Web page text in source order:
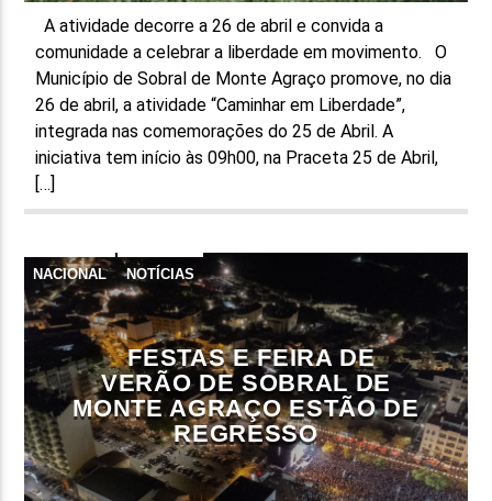
A atividade decorre a 26 de abril e convida a
comunidade a celebrar a liberdade em movimento. O
Município de Sobral de Monte Agraço promove, no dia
26 de abril, a atividade “Caminhar em Liberdade”,
integrada nas comemorações do 25 de Abril. A
iniciativa tem início às 09h00, na Praceta 25 de Abril,
[…]
NACIONAL NOTÍCIAS
FESTAS E FEIRA DE
VERÃO DE SOBRAL DE
MONTE AGRAÇO ESTÃO DE
REGRESSO